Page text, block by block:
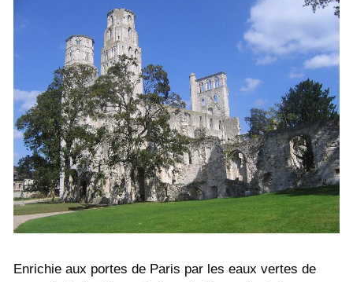
Qu’est-ce que la TFP
Action
Médiathèque
Enrichie aux portes de Paris par les eaux vertes de